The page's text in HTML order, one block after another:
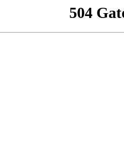
504